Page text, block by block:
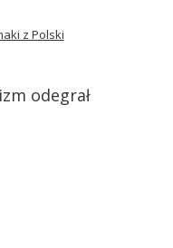
odegrał